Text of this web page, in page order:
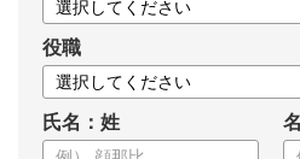
役職
氏名：姓 名